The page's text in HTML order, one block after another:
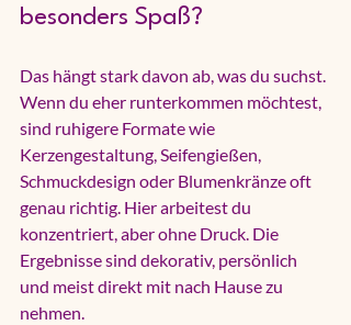
besonders Spaß?
Das hängt stark davon ab, was du suchst.
Wenn du eher runterkommen möchtest,
sind ruhigere Formate wie
Kerzengestaltung , Seifengießen,
Schmuckdesign oder Blumenkränze oft
genau richtig. Hier arbeitest du
konzentriert, aber ohne Druck. Die
Ergebnisse sind dekorativ, persönlich
und meist direkt mit nach Hause zu
nehmen.